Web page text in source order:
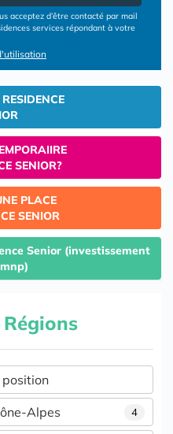
acceptez d’être contacté par mail
services répondant à votre
SENIOR?
PLACE
SENIOR
Senior (investissement
Régions
4
Alpes